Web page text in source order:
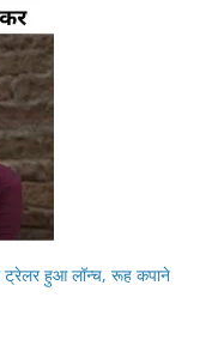
ट्रेलर हुआ लॉन्च, रूह कपाने